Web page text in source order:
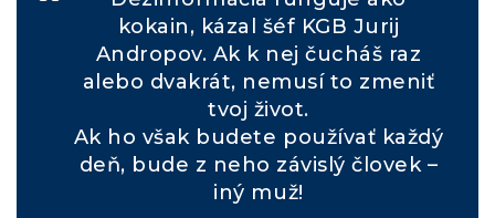
kokain, kázal šéf KGB Jurij
Andropov. Ak k nej čucháš raz
alebo dvakrát, nemusí to zmeniť
tvoj život.
Ak ho však budete používať každý
deň, bude z neho závislý človek –
iný muž!